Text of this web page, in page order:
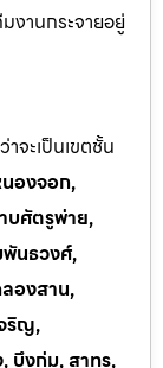
งานกระจายอยู่
าจะเป็นเขตชั้น
องจอก,
บศัตรูพ่าย,
พันธวงศ์,
องสาน,
ริญ,
บึงกุ่ม, สาทร,